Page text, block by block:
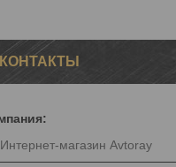
КОНТАКТЫ
Интернет-магазин Avtoray